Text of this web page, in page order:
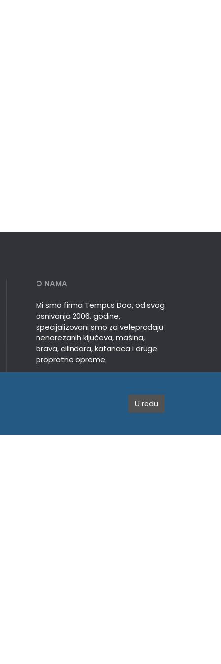
O NAMA
Mi smo firma Tempus Doo, od svog
osnivanja 2006. godine,
specijalizovani smo za veleprodaju
nenarezanih ključeva, mašina,
brava, cilindara, katanaca i druge
propratne opreme.
U redu